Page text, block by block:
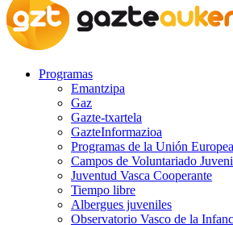
Programas
Emantzipa
Gaz
Gazte-txartela
GazteInformazioa
Programas de la Unión Europea
Campos de Voluntariado
Juventud Vasca Cooperante
Tiempo libre
Albergues juveniles
Observatorio Vasco de la